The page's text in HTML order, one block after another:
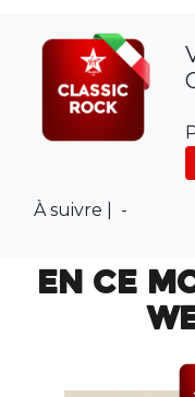
À suivre | -
EN CE